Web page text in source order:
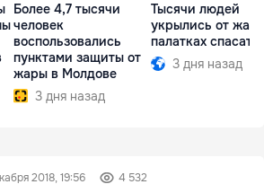
Более 4,7 тысячи
человек
воспользовались
пунктами защиты от
жары в Молдове
3 дня назад
Тысячи людей
укрылись от
палатках
3 дня назад
2018, 19:56 4 532